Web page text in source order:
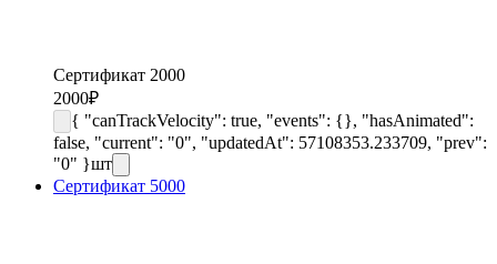
Сертификат 2000
2000₽
{ "canTrackVelocity": true, "events": {}, "hasAnimated":
false, "current": "0", "updatedAt": 57108353.233709, "prev":
"0" }шт
Сертификат 5000